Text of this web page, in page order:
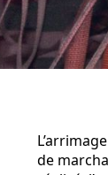
de